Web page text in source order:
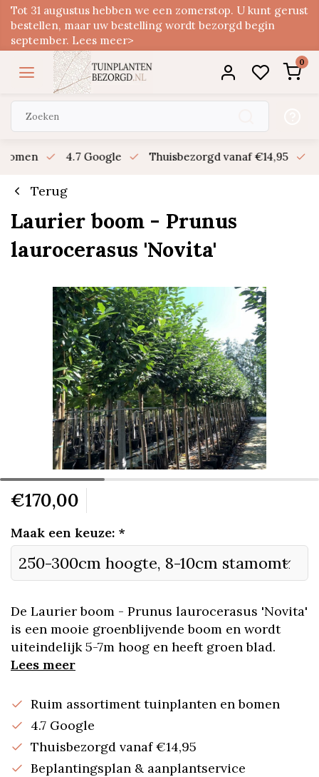
Tot 31 augustus hebben we een zomerstop. U kunt gerust
bestellen, maar uw bestelling wordt bezorgd begin
september. Lees meer>
0
4.7 Google Thuisbezorgd vanaf €14,95
Terug
Laurier boom - Prunus
laurocerasus 'Novita'
€170,00
Maak een keuze: *
De Laurier boom - Prunus laurocerasus 'Novita'
is een mooie groenblijvende boom en wordt
uiteindelijk 5-7m hoog en heeft groen blad.
Lees meer
Ruim assortiment tuinplanten en bomen
4.7 Google
Thuisbezorgd vanaf €14,95
Beplantingsplan & aanplantservice